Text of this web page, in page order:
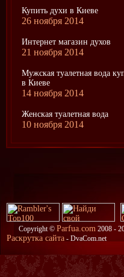
Купить духи в Киеве
26 ноября 2014
Интернет магазин духов
21 ноября 2014
Мужская туалетная вода
в Киеве
14 ноября 2014
Женская туалетная вода
10 ноября 2014
Copyright © Parfua.com 2008 -
Раскрутка сайта - DvaCom.net